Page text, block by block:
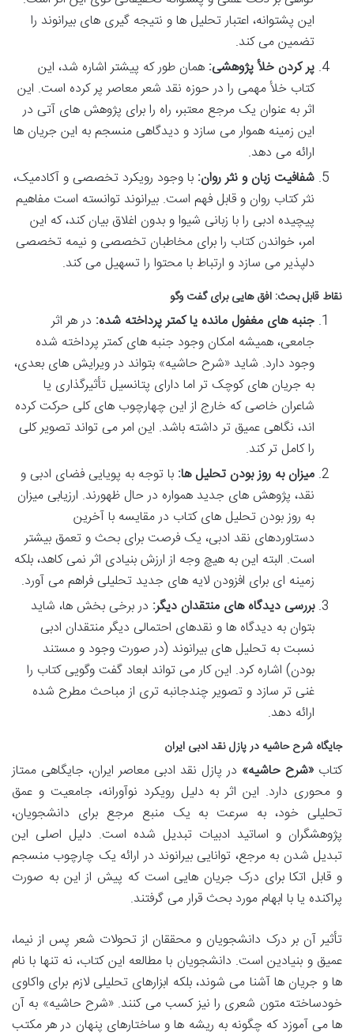
این پشتوانه، اعتبار تحلیل ها و نتیجه گیری های بیرانوند را
تضمین می کند.
پر کردن خلأ پژوهشی: همان طور که پیشتر اشاره شد، این
کتاب خلأ مهمی را در حوزه نقد شعر معاصر پر کرده است. این
اثر به عنوان یک مرجع معتبر، راه را برای پژوهش های آتی در
این زمینه هموار می سازد و دیدگاهی منسجم به این جریان ها
ارائه می دهد.
شفافیت زبان و نثر روان: با وجود رویکرد تخصصی و آکادمیک،
نثر کتاب روان و قابل فهم است. بیرانوند توانسته است مفاهیم
پیچیده ادبی را با زبانی شیوا و بدون اغلاق بیان کند، که این
امر، خواندن کتاب را برای مخاطبان تخصصی و نیمه تخصصی
دلپذیر می سازد و ارتباط با محتوا را تسهیل می کند.
نقاط قابل بحث: افق هایی برای گفت وگو
جنبه های مغفول مانده یا کمتر پرداخته شده: در هر اثر
جامعی، همیشه امکان وجود جنبه های کمتر پرداخته شده
وجود دارد. شاید «شرح حاشیه» بتواند در ویرایش های بعدی،
به جریان های کوچک تر اما دارای پتانسیل تأثیرگذاری یا
شاعران خاصی که خارج از این چهارچوب های کلی حرکت کرده
اند، نگاهی عمیق تر داشته باشد. این امر می تواند تصویر کلی
را کامل تر کند.
میزان به روز بودن تحلیل ها: با توجه به پویایی فضای ادبی و
نقد، پژوهش های جدید همواره در حال ظهورند. ارزیابی میزان
به روز بودن تحلیل های کتاب در مقایسه با آخرین
دستاوردهای نقد ادبی، یک فرصت برای بحث و تعمق بیشتر
است. البته این به هیچ وجه از ارزش بنیادی اثر نمی کاهد، بلکه
زمینه ای برای افزودن لایه های جدید تحلیلی فراهم می آورد.
بررسی دیدگاه های منتقدان دیگر: در برخی بخش ها، شاید
بتوان به دیدگاه ها و نقدهای احتمالی دیگر منتقدان ادبی
نسبت به تحلیل های بیرانوند (در صورت وجود و مستند
بودن) اشاره کرد. این کار می تواند ابعاد گفت وگویی کتاب را
غنی تر سازد و تصویر چندجانبه تری از مباحث مطرح شده
ارائه دهد.
جایگاه شرح حاشیه در پازل نقد ادبی ایران
کتاب «شرح حاشیه» در پازل نقد ادبی معاصر ایران، جایگاهی ممتاز
و محوری دارد. این اثر به دلیل رویکرد نوآورانه، جامعیت و عمق
تحلیلی خود، به سرعت به یک منبع مرجع برای دانشجویان،
پژوهشگران و اساتید ادبیات تبدیل شده است. دلیل اصلی این
تبدیل شدن به مرجع، توانایی بیرانوند در ارائه یک چارچوب منسجم
و قابل اتکا برای درک جریان هایی است که پیش از این به صورت
پراکنده یا با ابهام مورد بحث قرار می گرفتند.
تأثیر آن بر درک دانشجویان و محققان از تحولات شعر پس از نیما،
عمیق و بنیادین است. دانشجویان با مطالعه این کتاب، نه تنها با نام
ها و جریان ها آشنا می شوند، بلکه ابزارهای تحلیلی لازم برای واکاوی
خودساخته متون شعری را نیز کسب می کنند. «شرح حاشیه» به آن
ها می آموزد که چگونه به ریشه ها و ساختارهای پنهان در هر مکتب